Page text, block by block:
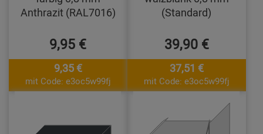
Anthrazit (RAL7016)
9,95 €
9,35 €
mit Code: e3oc5w99fj
(Standard)
39,90 €
37,51 €
mit Code: e3oc5w99fj